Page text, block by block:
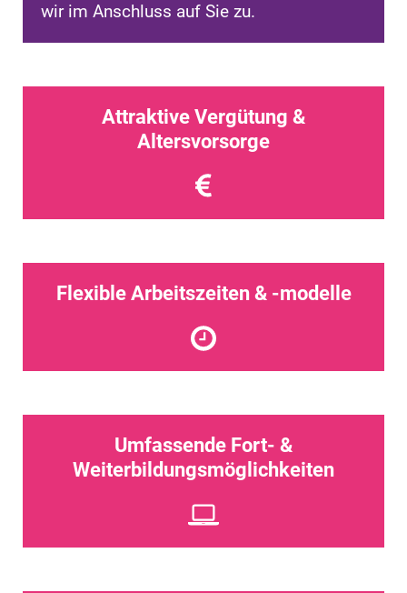
wir im Anschluss auf Sie zu.
Attraktive Vergütung &
Altersvorsorge
Flexible Arbeitszeiten & -modelle
Umfassende Fort- &
Weiterbildungsmöglichkeiten